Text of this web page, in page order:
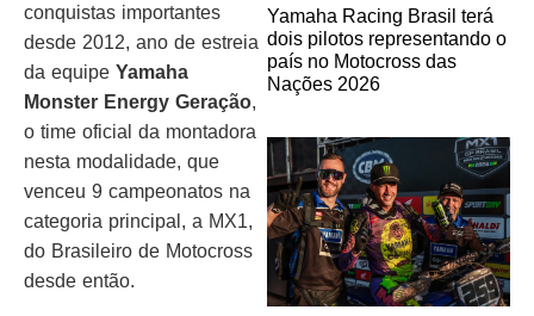
conquistas importantes
desde 2012, ano de estreia
da equipe Yamaha
Monster Energy Geração,
o time oficial da montadora
nesta modalidade, que
venceu 9 campeonatos na
categoria principal, a MX1,
do Brasileiro de Motocross
desde então.
Yamaha Racing Brasil terá
dois pilotos representando o
país no Motocross das
Nações 2026